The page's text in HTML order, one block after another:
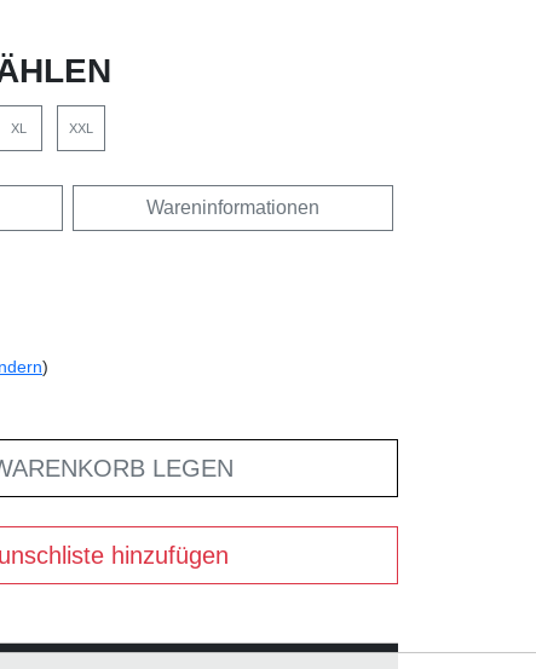
XL XXL
Wareninformationen
)
LEGEN
hinzufügen